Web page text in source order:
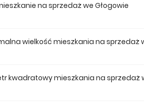
na sprzedaż we Głogowie
wielkość mieszkania na sprzedaż
kwadratowy mieszkania na sprzedaż